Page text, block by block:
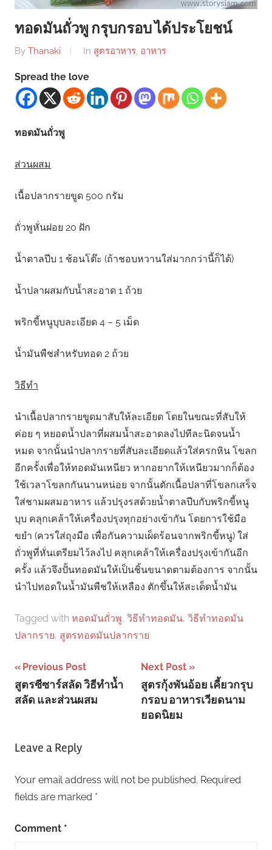
ทอดมันถั่วพู กรุบกรอบ ได้ประโยชน์
By Thanaki In สูตรอาหาร, อาหาร
Spread the love
ทอดมันถั่วพู
ส่วนผสม
เนื้อปลากรายขูด 500 กรัม
ถั่วพูหั่นฝอย 20 ฝัก
น้ำตาลปีบ 1 ช้อนโต๊ะ (ถ้าชอบหวานใส่มากกว่านี้ก็ได้)
น้ำปลาผสมกับน้ำสะอาด 1 ถ้วย
พริกขี้หนูบุบละเอียด 4 – 5 เม็ด
น้ำมันพืชสำหรับทอด 2 ถ้วย
วิธีทำ
นำเนื้อปลากรายขูดมาสับให้ละเอียด โดยในขณะที่สับให้
ค่อย ๆ หยอดน้ำปลาที่ผสมน้ำสะอาดลงไปทีละนิดจนน้ำ
หมด จากนั้นนำปลากรายที่สับละเอียดแล้วใส่ครกหิน โขลก
อีกครั้งเพื่อให้ทอดมันเหนียว หากอยากให้เหนียวมากก็ต้อง
ใช้เวลาโขลกกันนานหน่อย จากนั้นตักเนื้อปลาที่โขลกเสร็จ
ใส่ชามผสมอาหาร แล้วปรุงรสด้วยน้ำตาลปีบกับพริกขี้หนู
บุบ คลุกเคล้าให้เครื่องปรุงทุกอย่างเข้ากัน โดยการใช้มือ
ขยำ (ควรใส่ถุงมือ เพื่อกันความเผ็ดร้อนจากพริกขี้หนู) ใส่
ถั่วพูที่หั่นเตรียมไว้ลงไป คลุกเคล้าให้เครื่องปรุงเข้ากันอีก
ครั้ง แล้วจึงปั้นทอดมันให้เป็นชิ้นขนาดตามต้องการ จากนั้น
นำไปทอดในน้ำมันพืชให้เหลือง ตักขึ้นให้สะเด็ดน้ำมัน
Tagged with ทอดมันถั่วพู, วิธีทําทอดมัน, วิธีทําทอดมัน
ปลากราย, สูตรทอดมันปลากราย
Post
navigation
Previous Post
สูตรซีซาร์สลัด วิธีทำน้ำ
สลัด และส่วนผสม
Next Post
สูตรกุ้งพันอ้อย เคี้ยวกรุบ
กรอบ อาหารเวียดนาม
ยอดนิยม
Leave a Reply
Your email address will not be published. Required
fields are marked *
Comment *